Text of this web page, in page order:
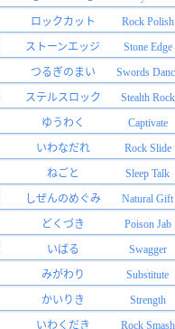
ロックカット
Rock Polish
ストーンエッジ
Stone Edge
つるぎのまい
Swords
ステルスロック
Stealth Rock
ゆうわく
Captivate
いわなだれ
Rock Slide
ねごと
Sleep Talk
しぜんのめぐみ
Natural Gift
どくづき
Poison Jab
いばる
Swagger
みがわり
Substitute
かいりき
Strength
いわくだき
Rock Smash